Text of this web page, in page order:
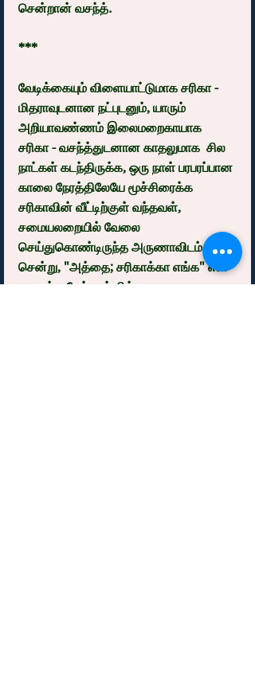
சென்றான் வசந்த்.
***
வேடிக்கையும் விளையாட்டுமாக சரிகா -
மிதராவுடனான நட்புடனும், யாரும்
அறியாவண்ணம் இலைமறைகாயாக
சரிகா - வசந்த்துடனான காதலுமாக  சில
நாட்கள் கடந்திருக்க, ஒரு நாள் பரபரப்பான
காலை நேரத்திலேயே மூச்சிரைக்க
சரிகாவின் வீட்டிற்குள் வந்தவள்,
சமையலறையில் வேலை
செய்துகொண்டிருந்த அருணாவிடம்
சென்று, "அத்தை; சரிகாக்கா எங்க" என
படபடக்க கேட்டாள் மித்ரா